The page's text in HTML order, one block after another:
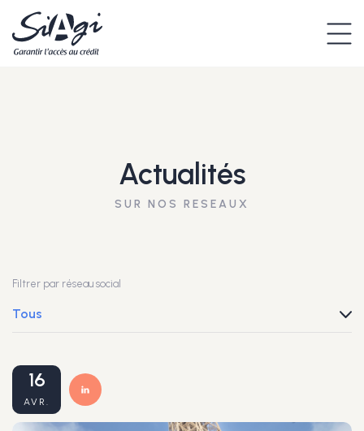
Actualités
SUR NOS RESEAUX
Filtrer par réseau social
Tous
16
AVR.